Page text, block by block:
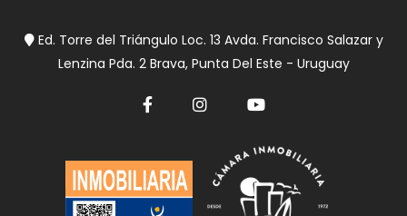
Ed. Torre del Triángulo Loc. 13 Avda. Francisco Salazar y
Lenzina Pda. 2 Brava, Punta Del Este - Uruguay